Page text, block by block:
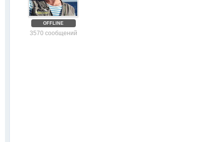
OFFLINE
3570 сообщений